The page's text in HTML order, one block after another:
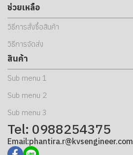
ช่วยเหลือ
วิธีการสั่งซื้อสินค้า
วิธีการจัดส่ง
สินค้า
Sub menu 1
Sub menu 2
Sub menu 3
Tel: 0988254375
Email:phantira.r@kvsengineer.com